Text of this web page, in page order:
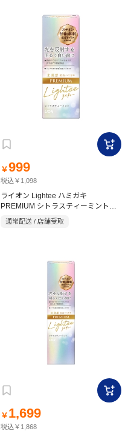
￥999
税込￥1,098
ライオン Lightee ハミガキ
PREMIUM シトラスティーミント香
味 53g
通常配送 / 店舗受取
￥ 1,699
税込￥1,868